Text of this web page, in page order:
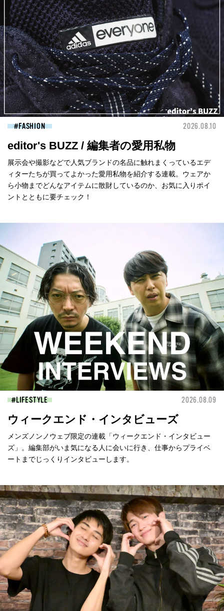
FASHION 2026.08.10
editor's BUZZ / 編集者の愛用私物
展示会や撮影などで人気ブランドの名品に触れまくっているエデ
ィターたちが買ってよかった愛用私物を紹介する連載。ウェアか
ら小物までどんなアイテムに散財しているのか、お気に入りポイ
ントとともに要チェック！
LIFESTYLE 2026.08.09
ウィークエンド・インタビューズ
メンズノンノウェブ限定の連載「ウィークエンド・インタビュー
ズ」。編集部がいま気になる人に会いに行き、仕事からプライベ
ートまでじっくりインタビューします。